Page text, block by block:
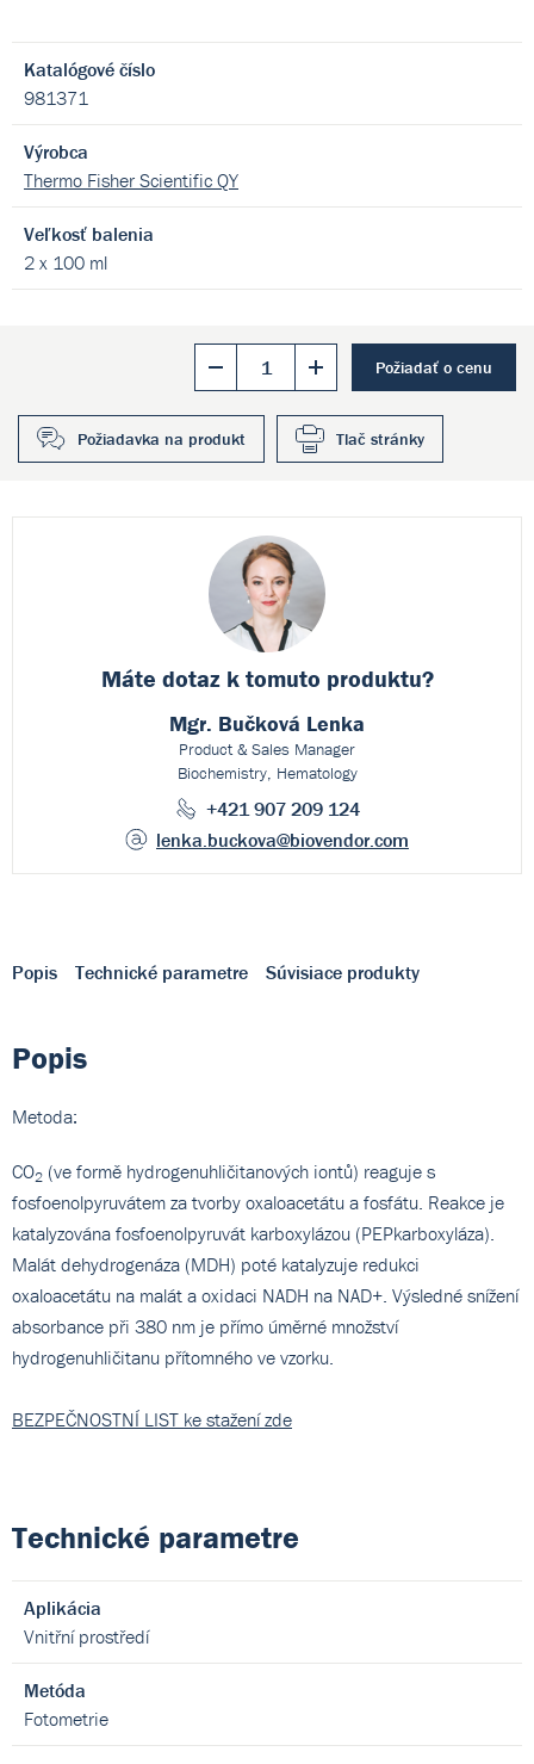
Katalógové číslo
981371
Výrobca
Thermo Fisher Scientific QY
Veľkosť balenia
2 x 100 ml
Požiadať o cenu
Požiadavka na produkt Tlač stránky
Máte dotaz k tomuto produktu?
Mgr. Bučková Lenka
Product & Sales Manager
Biochemistry, Hematology
+421 907 209 124
lenka.buckova@biovendor.com
Popis Technické parametre Súvisiace produkty
Popis
Metoda:
CO2 (ve formě hydrogenuhličitanových iontů) reaguje s
fosfoenolpyruvátem za tvorby oxaloacetátu a fosfátu. Reakce je
katalyzována fosfoenolpyruvát karboxylázou (PEPkarboxyláza).
Malát dehydrogenáza (MDH) poté katalyzuje redukci
oxaloacetátu na malát a oxidaci NADH na NAD+. Výsledné snížení
absorbance při 380 nm je přímo úměrné množství
hydrogenuhličitanu přítomného ve vzorku.
BEZPEČNOSTNÍ LIST ke stažení zde
Technické parametre
Aplikácia
Vnitřní prostředí
Metóda
Fotometrie